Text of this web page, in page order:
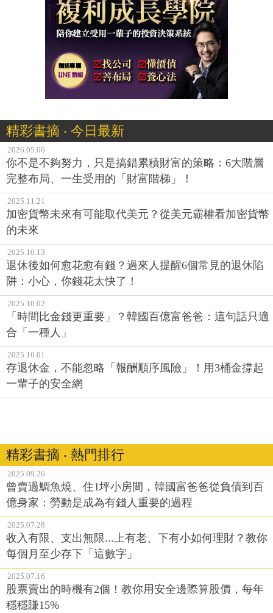
精彩書摘 ‧ 今日最新
2026.05.06
你不是不夠努力，只是搞錯累積財富的策略：6大階層
完整布局、一生受用的「財富階梯」！
2025.11.21
加密貨幣未來有可能取代美元？從美元霸權看加密貨幣
的未來
2025.10.13
退休後如何愈花愈有錢？過來人提醒6個常見的退休陷
阱：小心，你錢花太快了！
2025.10.02
「時間比金錢更重要」？韓國百億富爸爸：這句話只適
合「一種人」
2025.10.01
存退休金，不能忽略「報酬順序風險」！用3桶金撐起
一輩子的安全網
精彩書摘 ‧ 熱門排行
2025.09.26
曾賣過鯛魚燒、住1坪小房間，韓國富爸爸從負債到百
億身家：勞動是成為有錢人重要的過程
2025.07.28
收入有限、支出無限...上有老、下有小如何理財？教你
每個月至少存下「這數字」
2025.07.16
股票賣出的時機有2個！教你用安全邊際算股價，每年
穩穩賺15%